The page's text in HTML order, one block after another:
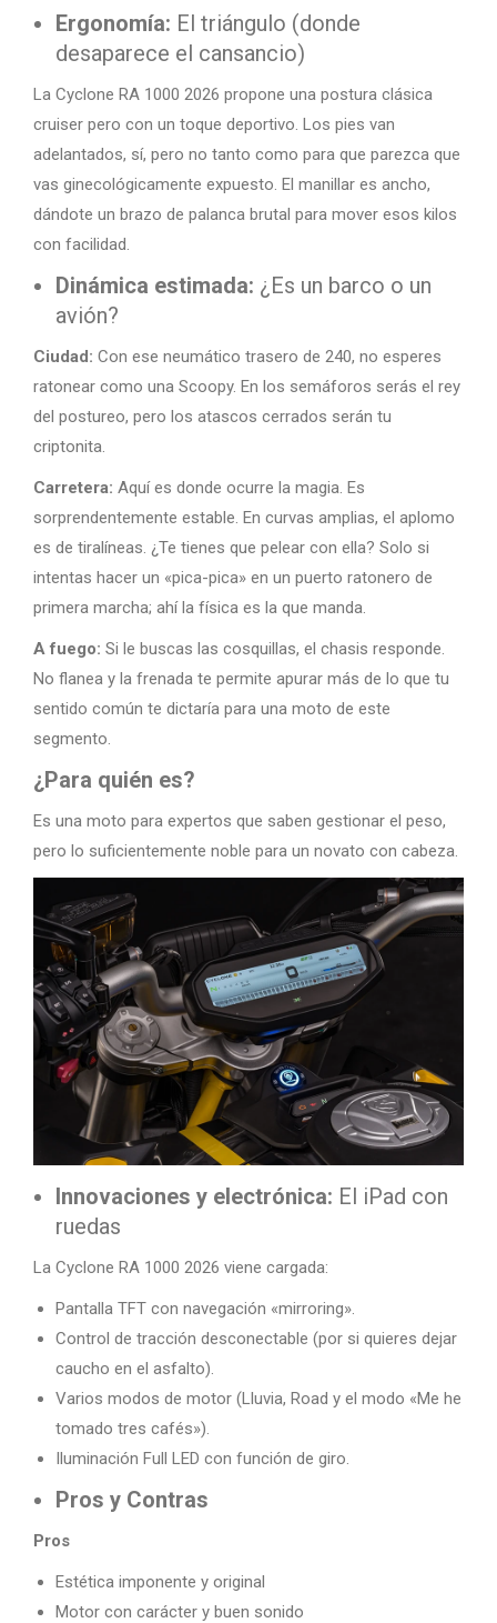
Ergonomía: El triángulo (donde
desaparece el cansancio)
La Cyclone RA 1000 2026 propone una postura clásica
cruiser pero con un toque deportivo. Los pies van
adelantados, sí, pero no tanto como para que parezca que
vas ginecológicamente expuesto. El manillar es ancho,
dándote un brazo de palanca brutal para mover esos kilos
con facilidad.
Dinámica estimada: ¿Es un barco o un
avión?
Ciudad: Con ese neumático trasero de 240, no esperes
ratonear como una Scoopy. En los semáforos serás el rey
del postureo, pero los atascos cerrados serán tu
criptonita.
Carretera: Aquí es donde ocurre la magia. Es
sorprendentemente estable. En curvas amplias, el aplomo
es de tiralíneas. ¿Te tienes que pelear con ella? Solo si
intentas hacer un «pica-pica» en un puerto ratonero de
primera marcha; ahí la física es la que manda.
A fuego: Si le buscas las cosquillas, el chasis responde.
No flanea y la frenada te permite apurar más de lo que tu
sentido común te dictaría para una moto de este
segmento.
¿Para quién es?
Es una moto para expertos que saben gestionar el peso,
pero lo suficientemente noble para un novato con cabeza.
Innovaciones y electrónica: El iPad con
ruedas
La Cyclone RA 1000 2026 viene cargada:
Pantalla TFT con navegación «mirroring».
Control de tracción desconectable (por si quieres dejar
caucho en el asfalto).
Varios modos de motor (Lluvia, Road y el modo «Me he
tomado tres cafés»).
Iluminación Full LED con función de giro.
Pros y Contras
Pros
Estética imponente y original
Motor con carácter y buen sonido